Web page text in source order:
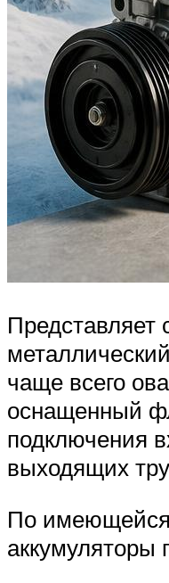
Представляет
чаще всего
оснащенный
подключения
выходящих
По имеющейся
аккумуляторы